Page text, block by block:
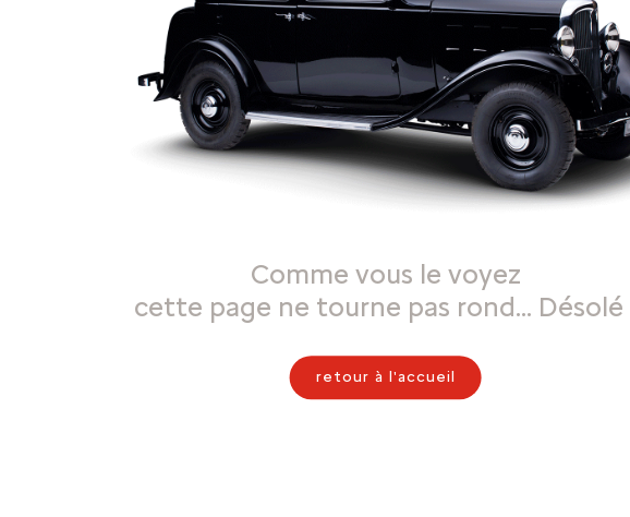
Comme vous le voyez
cette page ne tourne pas rond… Désolé
retour à l'accueil